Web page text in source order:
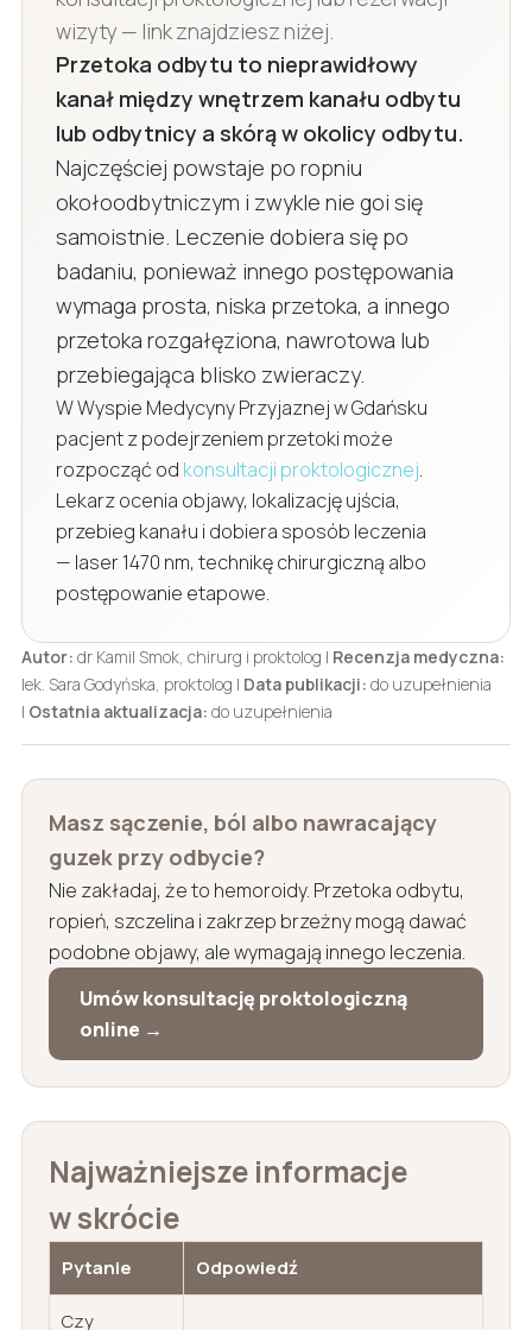
wizyty — link znajdziesz niżej.
Przetoka odbytu to nieprawidłowy
kanał między wnętrzem kanału odbytu
lub odbytnicy a skórą w okolicy odbytu.
Najczęściej powstaje po ropniu
okołoodbytniczym i zwykle nie goi się
samoistnie. Leczenie dobiera się po
badaniu, ponieważ innego postępowania
wymaga prosta, niska przetoka, a innego
przetoka rozgałęziona, nawrotowa lub
przebiegająca blisko zwieraczy.
W Wyspie Medycyny Przyjaznej w Gdańsku
pacjent z podejrzeniem przetoki może
rozpocząć od konsultacji proktologicznej.
Lekarz ocenia objawy, lokalizację ujścia,
przebieg kanału i dobiera sposób leczenia
— laser 1470 nm, technikę chirurgiczną albo
postępowanie etapowe.
Autor: dr Kamil Smok, chirurg i proktolog | Recenzja medyczna:
lek. Sara Godyńska, proktolog | Data publikacji: do uzupełnienia
| Ostatnia aktualizacja: do uzupełnienia
Masz sączenie, ból albo nawracający
guzek przy odbycie?
Nie zakładaj, że to hemoroidy. Przetoka odbytu,
ropień, szczelina i zakrzep brzeżny mogą dawać
podobne objawy, ale wymagają innego leczenia.
Umów konsultację proktologiczną
online →
Najważniejsze informacje
w skrócie
Pytanie Odpowiedź
Czy